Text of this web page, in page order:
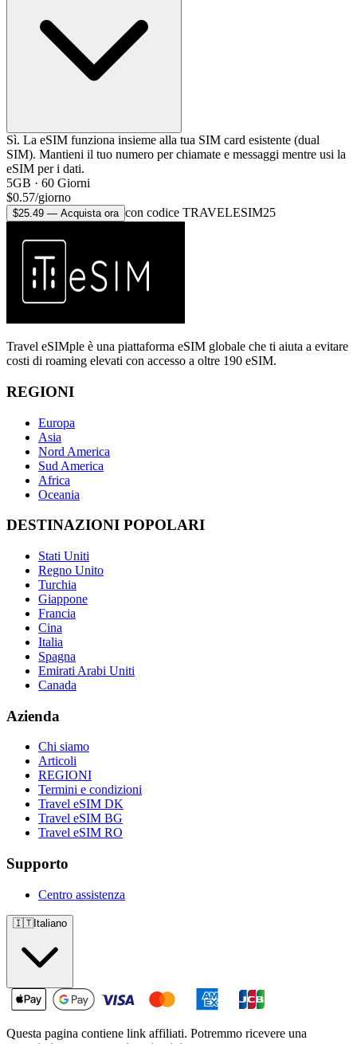
Sì. La eSIM funziona insieme alla tua SIM card esistente (dual
SIM). Mantieni il tuo numero per chiamate e messaggi mentre usi la
eSIM per i dati.
5GB · 60 Giorni
$0.57/giorno
$25.49 — Acquista ora con codice TRAVELESIM25
Travel eSIMple è una piattaforma eSIM globale che ti aiuta a evitare
costi di roaming elevati con accesso a oltre 190 eSIM.
REGIONI
Europa
Asia
Nord America
Sud America
Africa
Oceania
DESTINAZIONI POPOLARI
Stati Uniti
Regno Unito
Turchia
Giappone
Francia
Cina
Italia
Spagna
Emirati Arabi Uniti
Canada
Azienda
Chi siamo
Articoli
REGIONI
Termini e condizioni
Travel eSIM DK
Travel eSIM BG
Travel eSIM RO
Supporto
Centro assistenza
🇮🇹Italiano
Questa pagina contiene link affiliati. Potremmo ricevere una